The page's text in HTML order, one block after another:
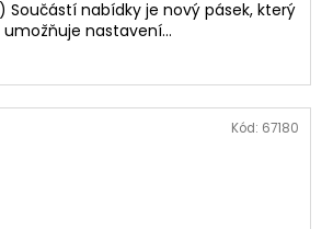
Součástí nabídky je nový pásek, který
umožňuje nastavení...
Kód: 67180